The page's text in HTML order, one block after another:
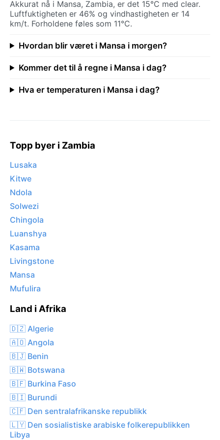
Akkurat nå i Mansa, Zambia, er det 15°C med clear.
Luftfuktigheten er 46% og vindhastigheten er 14
km/t. Forholdene føles som 11°C.
Hvordan blir været i Mansa i morgen?
Kommer det til å regne i Mansa i dag?
Hva er temperaturen i Mansa i dag?
Topp byer i Zambia
Lusaka
Kitwe
Ndola
Solwezi
Chingola
Luanshya
Kasama
Livingstone
Mansa
Mufulira
Land i Afrika
🇩🇿 Algerie
🇦🇴 Angola
🇧🇯 Benin
🇧🇼 Botswana
🇧🇫 Burkina Faso
🇧🇮 Burundi
🇨🇫 Den sentralafrikanske republikk
🇱🇾 Den sosialistiske arabiske folkerepublikken
Libya